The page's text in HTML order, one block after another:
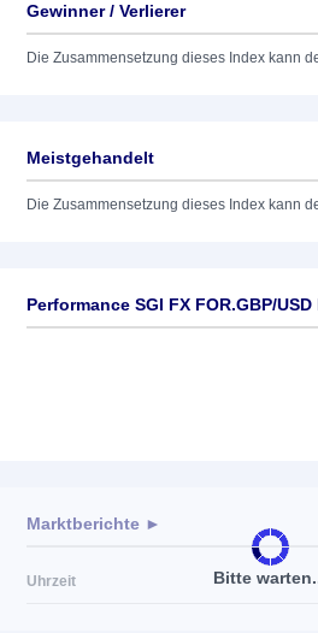
Gewinner / Verlierer
Die Zusammensetzung dieses Index kann
Meistgehandelt
Die Zusammensetzung dieses Index kann
Performance SGI FX FOR.GBP/USD
Bitte
Marktberichte ►
Uhrzeit